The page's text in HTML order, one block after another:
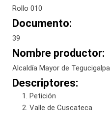
Rollo 010
Documento:
39
Nombre productor:
Alcaldía Mayor de Tegucigalpa.
Descriptores:
Petición
Valle de Cuscateca